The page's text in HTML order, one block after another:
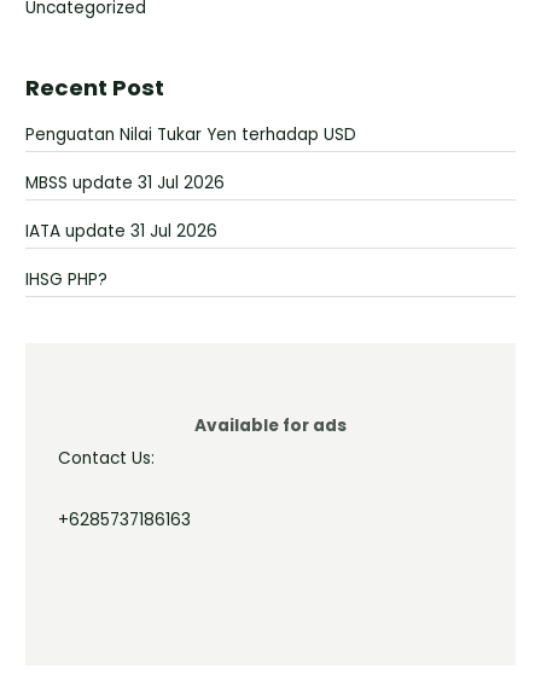
Uncategorized
Recent Post
Penguatan Nilai Tukar Yen terhadap USD
MBSS update 31 Jul 2026
IATA update 31 Jul 2026
IHSG PHP?
Available for ads
Contact Us:
+6285737186163